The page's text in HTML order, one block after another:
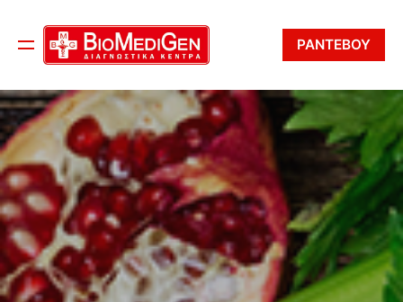
ΡΑΝΤΕΒΟΥ